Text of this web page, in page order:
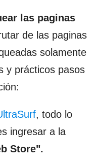
las paginas
de las paginas
solamente
y prácticos pasos
, todo lo
ingresar a la
Store".